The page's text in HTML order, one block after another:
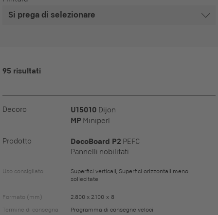
95 risultati
Decoro U15010 Dijon
MP Miniperl
Prodotto DecoBoard P2 PEFC
Pannelli nobilitati
Uso consigliato
Superfici verticali, Superfici orizzontali meno
sollecitate
Formato (mm)
2.800 x 2.100 x 8
Termine di consegna
Programma di consegne veloci